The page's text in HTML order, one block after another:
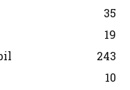
35
19
243
10